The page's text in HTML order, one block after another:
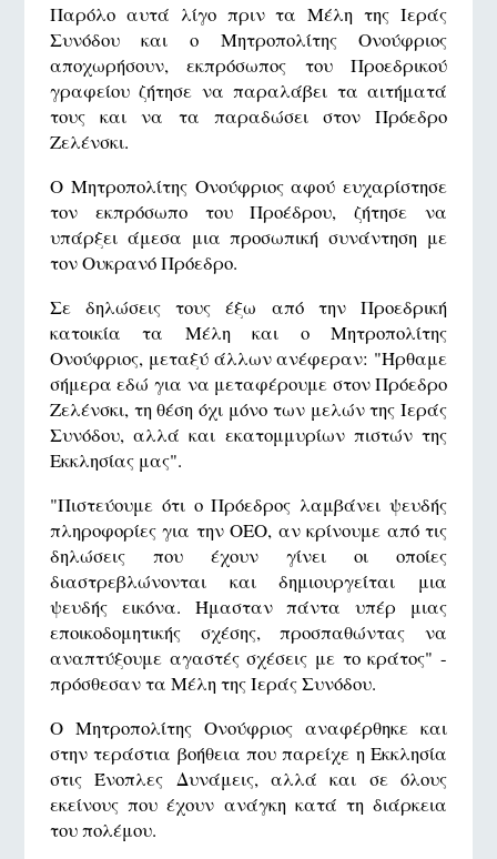
Παρόλο αυτά λίγο πριν τα Μέλη της Ιεράς
Συνόδου και ο Μητροπολίτης Ονούφριος
αποχωρήσουν, εκπρόσωπος του Προεδρικού
γραφείου ζήτησε να παραλάβει τα αιτήματά
τους και να τα παραδώσει στον Πρόεδρο
Ζελένσκι.
Ο Μητροπολίτης Ονούφριος αφού ευχαρίστησε
τον εκπρόσωπο του Προέδρου, ζήτησε να
υπάρξει άμεσα μια προσωπική συνάντηση με
τον Ουκρανό Πρόεδρο.
Σε δηλώσεις τους έξω από την Προεδρική
κατοικία τα Μέλη και ο Μητροπολίτης
Ονούφριος, μεταξύ άλλων ανέφεραν: "Ήρθαμε
σήμερα εδώ για να μεταφέρουμε στον Πρόεδρο
Ζελένσκι, τη θέση όχι μόνο των μελών της Ιεράς
Συνόδου, αλλά και εκατομμυρίων πιστών της
Εκκλησίας μας".
"Πιστεύουμε ότι ο Πρόεδρος λαμβάνει ψευδής
πληροφορίες για την ΟΕΟ, αν κρίνουμε από τις
δηλώσεις που έχουν γίνει οι οποίες
διαστρεβλώνονται και δημιουργείται μια
ψευδής εικόνα. Ήμασταν πάντα υπέρ μιας
εποικοδομητικής σχέσης, προσπαθώντας να
αναπτύξουμε αγαστές σχέσεις με το κράτος" -
πρόσθεσαν τα Μέλη της Ιεράς Συνόδου.
Ο Μητροπολίτης Ονούφριος αναφέρθηκε και
στην τεράστια βοήθεια που παρείχε η Εκκλησία
στις Ένοπλες Δυνάμεις, αλλά και σε όλους
εκείνους που έχουν ανάγκη κατά τη διάρκεια
του πολέμου.